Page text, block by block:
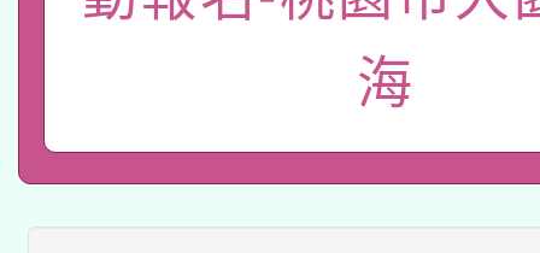
師專業成長研習實施
方素養工作坊新北場」
族語言臺北學習中心
「族語學習班」招生簡
文教學共融平台-教案
件」活動簡章
有關大陸委員會函釋公
轉知經濟部水利署委託
業技術研究院辦理「
115年8月22日(星期六
海